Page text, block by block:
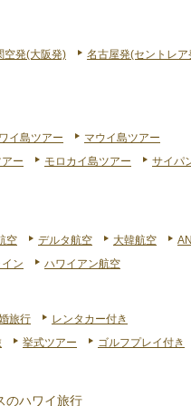
空発(大阪発) 名古屋発(セントレア
イ島ツアー
マウイ島ツアー
ー モロカイ島ツアー
サイパ
空 デルタ航空 大韓航空
ン ハワイアン航空
旅行
レンタカー付き
挙式ツアー
ゴルフプレイ付き
のハワイ旅行